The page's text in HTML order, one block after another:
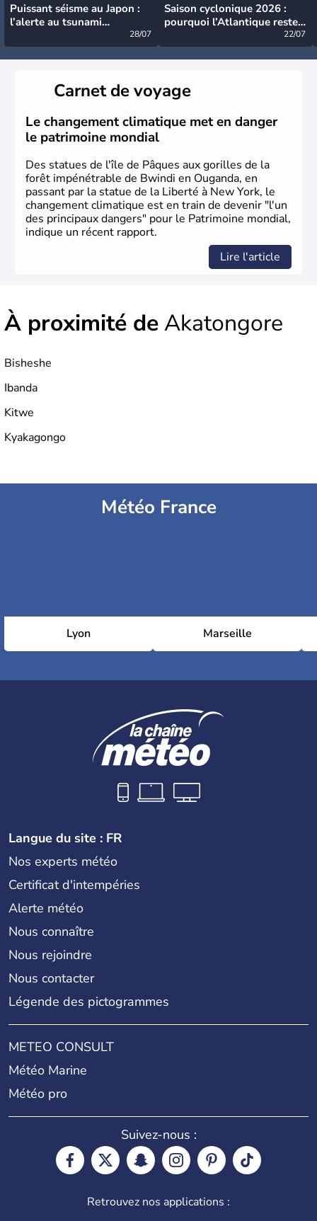
Puissant séisme au Japon :
l’alerte au tsunami
28/07
Saison cyclonique 2026 :
pourquoi l’Atlantique reste
22/07
Carnet de voyage
Le changement climatique met en danger
le patrimoine mondial
Des statues de l'île de Pâques aux gorilles de la
forêt impénétrable de Bwindi en Ouganda, en
passant par la statue de la Liberté à New York, le
changement climatique est en train de devenir "l'un
des principaux dangers" pour le Patrimoine mondial,
indique un récent rapport.
Lire l'article
À proximité deAkatongore
Bisheshe
Ibanda
Kitwe
Kyakagongo
Météo France
Lyon Marseille
Langue du site : FR
Nos experts météo
Certificat d'intempéries
Alerte météo
Nous connaître
Nous rejoindre
Nous contacter
Légende des pictogrammes
METEO CONSULT
Météo Marine
Météo pro
Suivez-nous :
Retrouvez nos applications :